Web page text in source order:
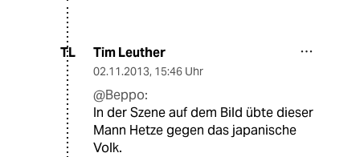
TL Tim Leuther
02.11.2013, 15:46 Uhr
@Beppo:
In der Szene auf dem Bild übte dieser
Mann Hetze gegen das japanische
Volk.